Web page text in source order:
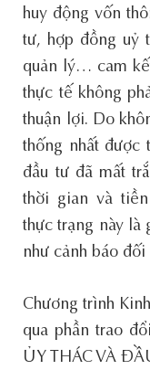
huy động vốn
tư, hợp đồng uỷ
quản lý… cam
thực tế không
thuận lợi. Do
thống nhất được
đầu tư đã mất
thời gian và
thực trạng này là
như cảnh báo đối
Chương trình
qua phần trao
ỦY THÁC VÀ